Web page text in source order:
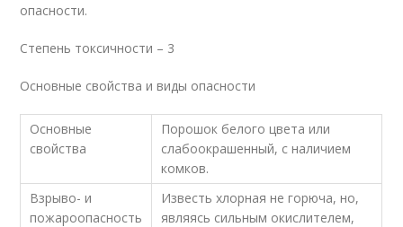
опасности.
Степень токсичности – 3
Основные свойства и виды опасности
Основные
свойства
Порошок белого цвета или
слабоокрашенный, с наличием
комков.
Взрыво- и
пожароопасность
Известь хлорная не горюча, но,
являясь сильным окислителем,